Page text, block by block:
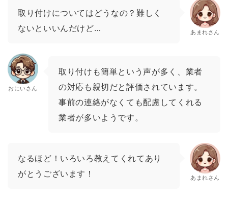
取り付けについてはどうなの？難しく
ないといいんだけど…
あまれさん
おにいさん
取り付けも簡単という声が多く、業者
の対応も親切だと評価されています。
事前の連絡がなくても配慮してくれる
業者が多いようです。
なるほど！いろいろ教えてくれてあり
がとうございます！
あまれさん